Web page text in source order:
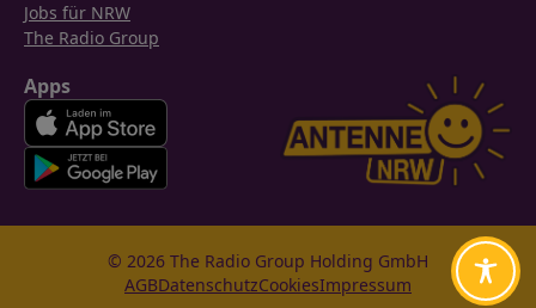
Jobs für NRW
The Radio Group
Apps
© 2026 The Radio Group Holding GmbH
AGBDatenschutzCookiesImpressum